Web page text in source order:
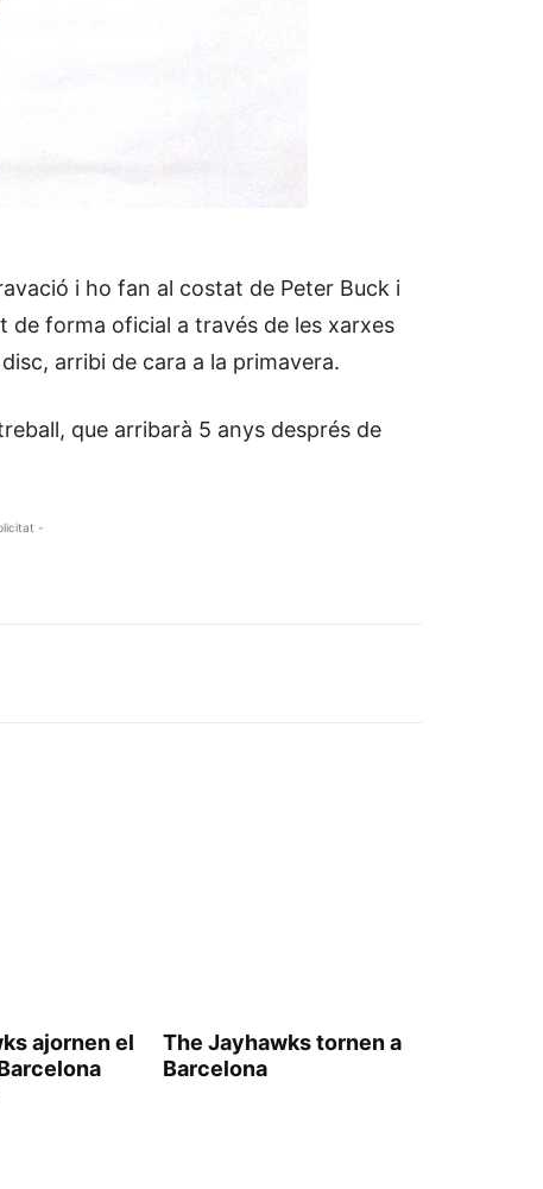
i ho fan al costat de Peter Buck i
de forma oficial a través de les xarxes
arribi de cara a la primavera.
que arribarà 5 anys després de
-
ajornen el
The Jayhawks tornen a
Barcelona